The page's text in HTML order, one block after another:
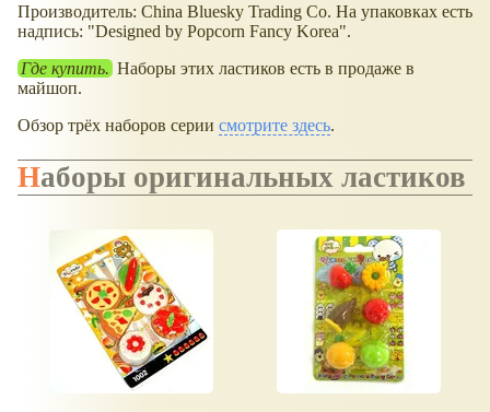
Производитель: China Bluesky Trading Co. На упаковках есть
надпись: "Designed by Popcorn Fancy Korea".
Где купить. Наборы этих ластиков есть в продаже в
майшоп.
Обзор трёх наборов серии смотрите здесь.
Наборы оригинальных ластиков